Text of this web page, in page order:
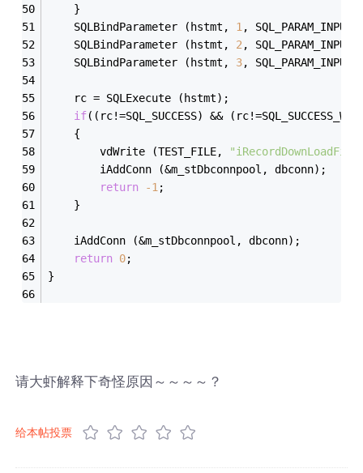
	}
	SQLBindParameter (hstmt,
1 , SQL_PARAM_INPUT,
	SQLBindParameter (hstmt,
2 ,
	SQLBindParameter (hstmt,
3, SQL_PARAM_INPUT,
	rc = SQLExecute (hstmt);
if((rc!=SQL_SUCCESS) &&
	{
		vdWrite (TEST_FILE,
		iAddConn (&m_stDbconnpool, dbconn);
return
-1 ;
	}
	iAddConn (&m_stDbconnpool, dbconn);
return 0;
}
请大虾解释下奇怪原因～～～～？
给本帖投票